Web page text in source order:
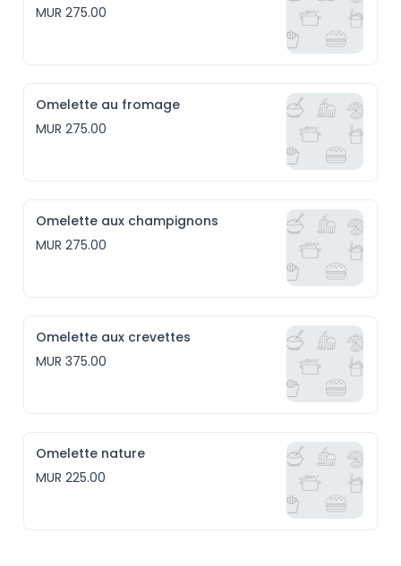
MUR 275.00
Omelette au fromage
MUR 275.00
Omelette aux champignons
MUR 275.00
Omelette aux crevettes
MUR 375.00
Omelette nature
MUR 225.00